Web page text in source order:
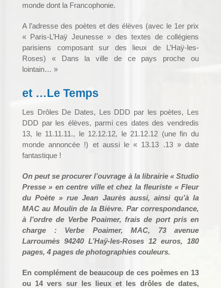
monde dont la Francophonie.
A l’adresse des poètes et des élèves (avec le 1er prix
« Paris-L’Haÿ Jeunesse » des textes de collégiens
parisiens composant sur des lieux de L’Haÿ-les-
Roses) « Dans la ville de ce pays proche ou
lointain… »
et …Le Temps
Les Drôles De Dates, Les DDD par les poètes, Les
DDD par les élèves, parmi ces dates des vendredis
13, le 11.11.11., le 12.12.12, le 21.12.12 (une fin du
monde annoncée !) et aussi le « 13.13 .13 » date
fantastique !
On peut se procurer l’ouvrage à la librairie « Studio
Presse » en centre ville et chez la fleuriste « Fleur
du Poète » rue Jean Jaurès aussi, ainsi qu’à la
MAC au Moulin de la Bièvre. Par correspondance,
à l’ordre de Verbe Poaimer, frais de port pris en
charge : Verbe Poaimer, MAC, 73 avenue
Larroumès 94240 L’Haÿ-les-Roses 12 euros, 180
pages, 4 pages de photographies couleurs.
En complément de beaucoup de ces poèmes en 13
ou 14 vers sur les lieux et les drôles de dates,